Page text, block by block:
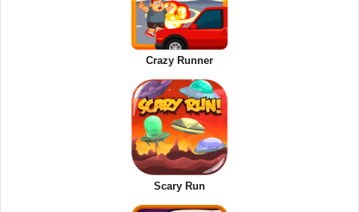
Crazy Runner
Scary Run